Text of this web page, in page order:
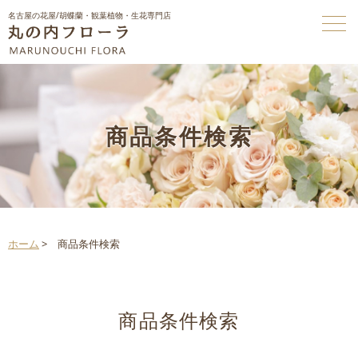
名古屋の花屋/胡蝶蘭・観葉植物・生花専門店
商品条件検索
ホーム > 商品条件検索
商品条件検索